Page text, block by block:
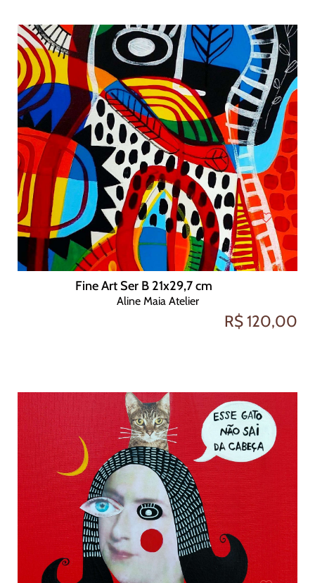
Fine Art Ser B 21x29,7 cm
Aline Maia Atelier
R$ 120,00